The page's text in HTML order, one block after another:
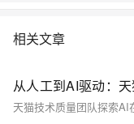
相关文章